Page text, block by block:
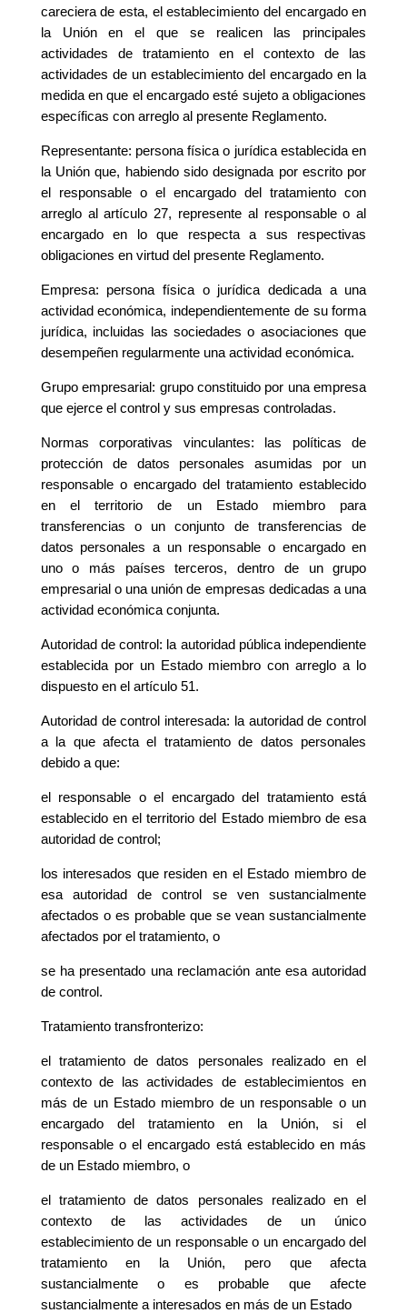
careciera de esta, el establecimiento del encargado en
la Unión en el que se realicen las principales
actividades de tratamiento en el contexto de las
actividades de un establecimiento del encargado en la
medida en que el encargado esté sujeto a obligaciones
específicas con arreglo al presente Reglamento.
Representante: persona física o jurídica establecida en
la Unión que, habiendo sido designada por escrito por
el responsable o el encargado del tratamiento con
arreglo al artículo 27, represente al responsable o al
encargado en lo que respecta a sus respectivas
obligaciones en virtud del presente Reglamento.
Empresa: persona física o jurídica dedicada a una
actividad económica, independientemente de su forma
jurídica, incluidas las sociedades o asociaciones que
desempeñen regularmente una actividad económica.
Grupo empresarial: grupo constituido por una empresa
que ejerce el control y sus empresas controladas.
Normas corporativas vinculantes: las políticas de
protección de datos personales asumidas por un
responsable o encargado del tratamiento establecido
en el territorio de un Estado miembro para
transferencias o un conjunto de transferencias de
datos personales a un responsable o encargado en
uno o más países terceros, dentro de un grupo
empresarial o una unión de empresas dedicadas a una
actividad económica conjunta.
Autoridad de control: la autoridad pública independiente
establecida por un Estado miembro con arreglo a lo
dispuesto en el artículo 51.
Autoridad de control interesada: la autoridad de control
a la que afecta el tratamiento de datos personales
debido a que:
el responsable o el encargado del tratamiento está
establecido en el territorio del Estado miembro de esa
autoridad de control;
los interesados que residen en el Estado miembro de
esa autoridad de control se ven sustancialmente
afectados o es probable que se vean sustancialmente
afectados por el tratamiento, o
se ha presentado una reclamación ante esa autoridad
de control.
Tratamiento transfronterizo:
el tratamiento de datos personales realizado en el
contexto de las actividades de establecimientos en
más de un Estado miembro de un responsable o un
encargado del tratamiento en la Unión, si el
responsable o el encargado está establecido en más
de un Estado miembro, o
el tratamiento de datos personales realizado en el
contexto de las actividades de un único
establecimiento de un responsable o un encargado del
tratamiento en la Unión, pero que afecta
sustancialmente o es probable que afecte
sustancialmente a interesados en más de un Estado